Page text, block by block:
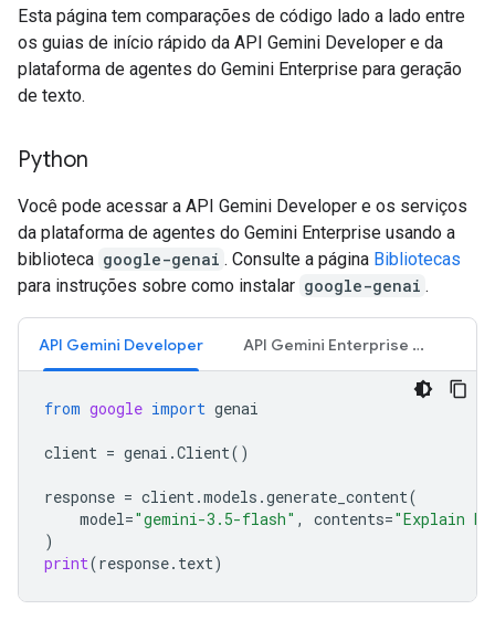
Esta página tem comparações de código lado a lado entre
os guias de início rápido da API Gemini Developer e da
plataforma de agentes do Gemini Enterprise para geração
de texto.
Python
Você pode acessar a API Gemini Developer e os serviços
da plataforma de agentes do Gemini Enterprise usando a
biblioteca google-genai . Consulte a página Bibliotecas
para instruções sobre como instalar google-genai .
API Gemini Developer API Gemini Enterprise Agent Platform
from google import genai
client = genai .Client()
response = client.models .generate_content(
model="gemini-3.5-flash" , contents="Explain
)
print(response. text)